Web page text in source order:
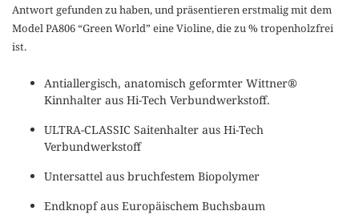
Antwort gefunden zu haben, und präsentieren erstmalig mit dem
Model PA806 “Green World” eine Violine, die zu % tropenholzfrei
ist.
Antiallergisch, anatomisch geformter Wittner®
Kinnhalter aus Hi-Tech Verbundwerkstoff.
ULTRA-CLASSIC Saitenhalter aus Hi-Tech
Verbundwerkstoff
Untersattel aus bruchfestem Biopolymer
Endknopf aus Europäischem Buchsbaum